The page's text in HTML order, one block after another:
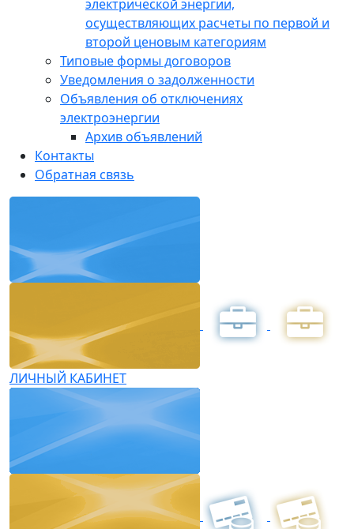
электрической энергии,
осуществляющих расчеты по первой и
второй ценовым категориям
Типовые формы договоров
Уведомления о задолженности
Объявления об отключениях
электроэнергии
Архив объявлений
Контакты
Обратная связь
ЛИЧНЫЙ КАБИНЕТ